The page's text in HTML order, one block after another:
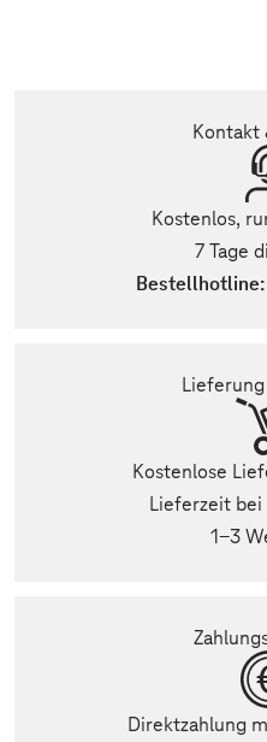
Kontakt
Kostenlos,
7 Tage
Bestellhotline:
Kostenlose
Lieferzeit
1-3
Direktzahlung